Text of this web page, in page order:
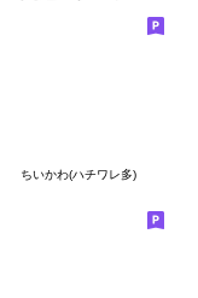
ちいかわ(ハチワレ多)